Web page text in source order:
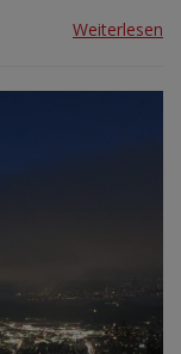
Weiterlesen